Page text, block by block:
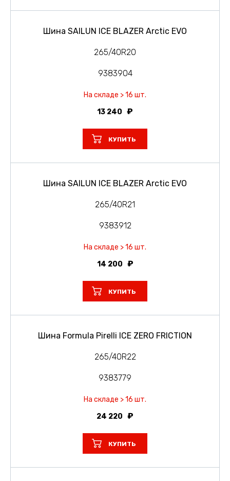
Шина SAILUN ICE BLAZER Arctic EVO
265/40R20
9383904
На складе > 16 шт.
13 240
КУПИТЬ
Шина SAILUN ICE BLAZER Arctic EVO
265/40R21
9383912
На складе > 16 шт.
14 200
КУПИТЬ
Шина Formula Pirelli ICE ZERO FRICTION
265/40R22
9383779
На складе > 16 шт.
24 220
КУПИТЬ